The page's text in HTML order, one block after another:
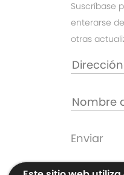
Suscríbase
enterarse
otras